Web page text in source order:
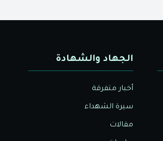
الجهاد والشهادة
أخبار متفرقة
سيرة الشهداء
مقالات